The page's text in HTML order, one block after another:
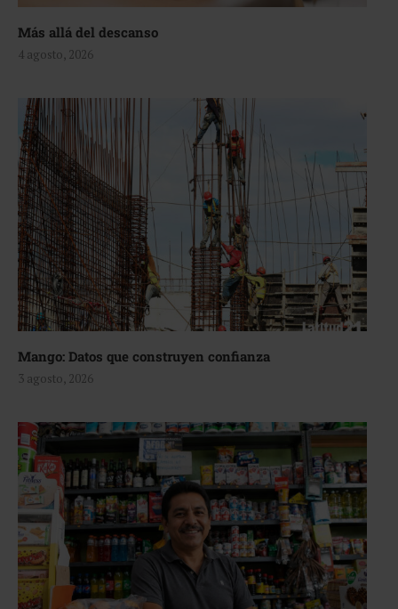
Más allá del descanso
4 agosto, 2026
Mango: Datos que construyen confianza
3 agosto, 2026